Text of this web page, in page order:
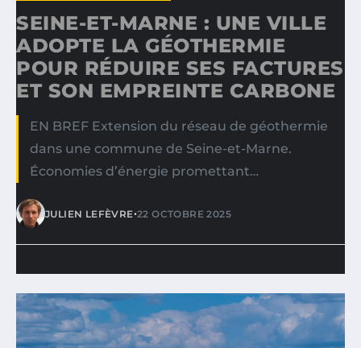
SEINE-ET-MARNE : UNE VILLE
ADOPTE LA GÉOTHERMIE
POUR RÉDUIRE SES FACTURES
ET SON EMPREINTE CARBONE
EN BREF Extension du réseau de géothermie
dans une commune de Seine-et-Marne.
Économies d’énergie promettant…
JULIEN LEFÈVRE•22 OCTOBRE 2025